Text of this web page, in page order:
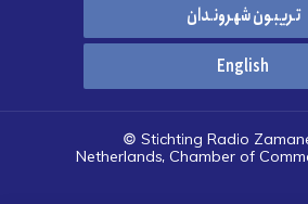
تریبون شهروندان
English
© Stichting Radio
Netherlands, Chamber of